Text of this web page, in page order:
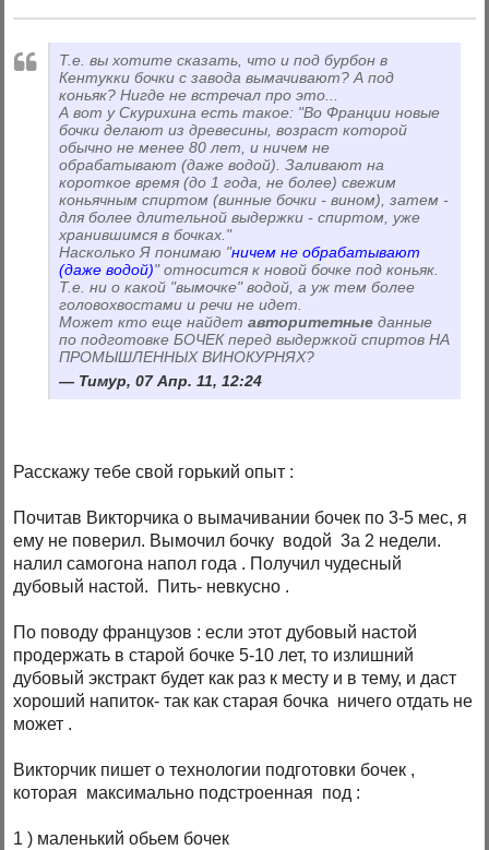
Т.е. вы хотите сказать, что и под бурбон в
Кентукки бочки с завода вымачивают? А под
коньяк? Нигде не встречал про это...
А вот у Скурихина есть такое: "Во Франции новые
бочки делают из древесины, возраст которой
обычно не менее 80 лет, и ничем не
обрабатывают (даже водой). Заливают на
короткое время (до 1 года, не более) свежим
коньячным спиртом (винные бочки - вином), затем -
для более длительной выдержки - спиртом, уже
хранившимся в бочках."
Насколько Я понимаю "ничем не обрабатывают
(даже водой)" относится к новой бочке под коньяк.
Т.е. ни о какой "вымочке" водой, а уж тем более
головохвостами и речи не идет.
Может кто еще найдетавторитетные данные
по подготовке БОЧЕК перед выдержкой спиртов НА
ПРОМЫШЛЕННЫХ ВИНОКУРНЯХ?
Тимур, 07 Апр. 11, 12:24
Расскажу тебе свой горький опыт :
Почитав Викторчика о вымачивании бочек по 3-5 мес, я
ему не поверил. Вымочил бочку водой 3а 2 недели.
налил самогона напол года . Получил чудесный
дубовый настой. Пить- невкусно .
По поводу французов : если этот дубовый настой
продержать в старой бочке 5-10 лет, то излишний
дубовый экстракт будет как раз к месту и в тему, и даст
хороший напиток- так как старая бочка ничего отдать не
может .
Викторчик пишет о технологии подготовки бочек ,
которая максимально подстроенная под :
1 ) маленький обьем бочек